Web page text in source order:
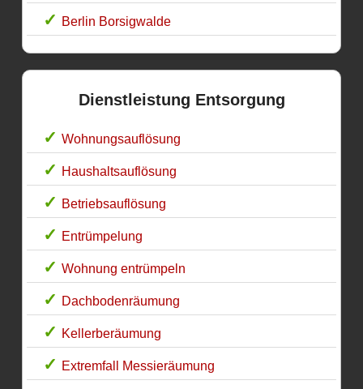
Berlin Borsigwalde
Dienstleistung Entsorgung
Wohnungsauflösung
Haushaltsauflösung
Betriebsauflösung
Entrümpelung
Wohnung entrümpeln
Dachbodenräumung
Kellerberäumung
Extremfall Messieräumung